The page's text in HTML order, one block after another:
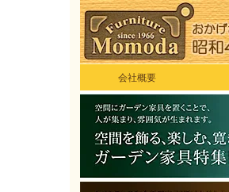
会社概要